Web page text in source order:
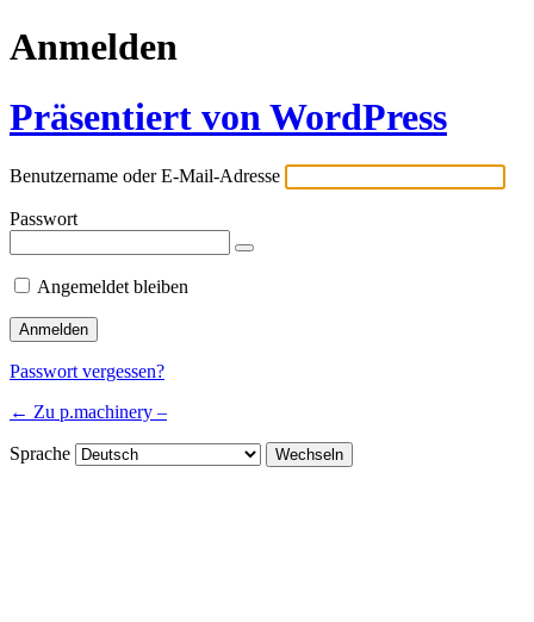
Anmelden
Präsentiert von WordPress
Benutzername oder E-Mail-Adresse
Passwort
Angemeldet bleiben
Passwort vergessen?
← Zu p.machinery –
Sprache